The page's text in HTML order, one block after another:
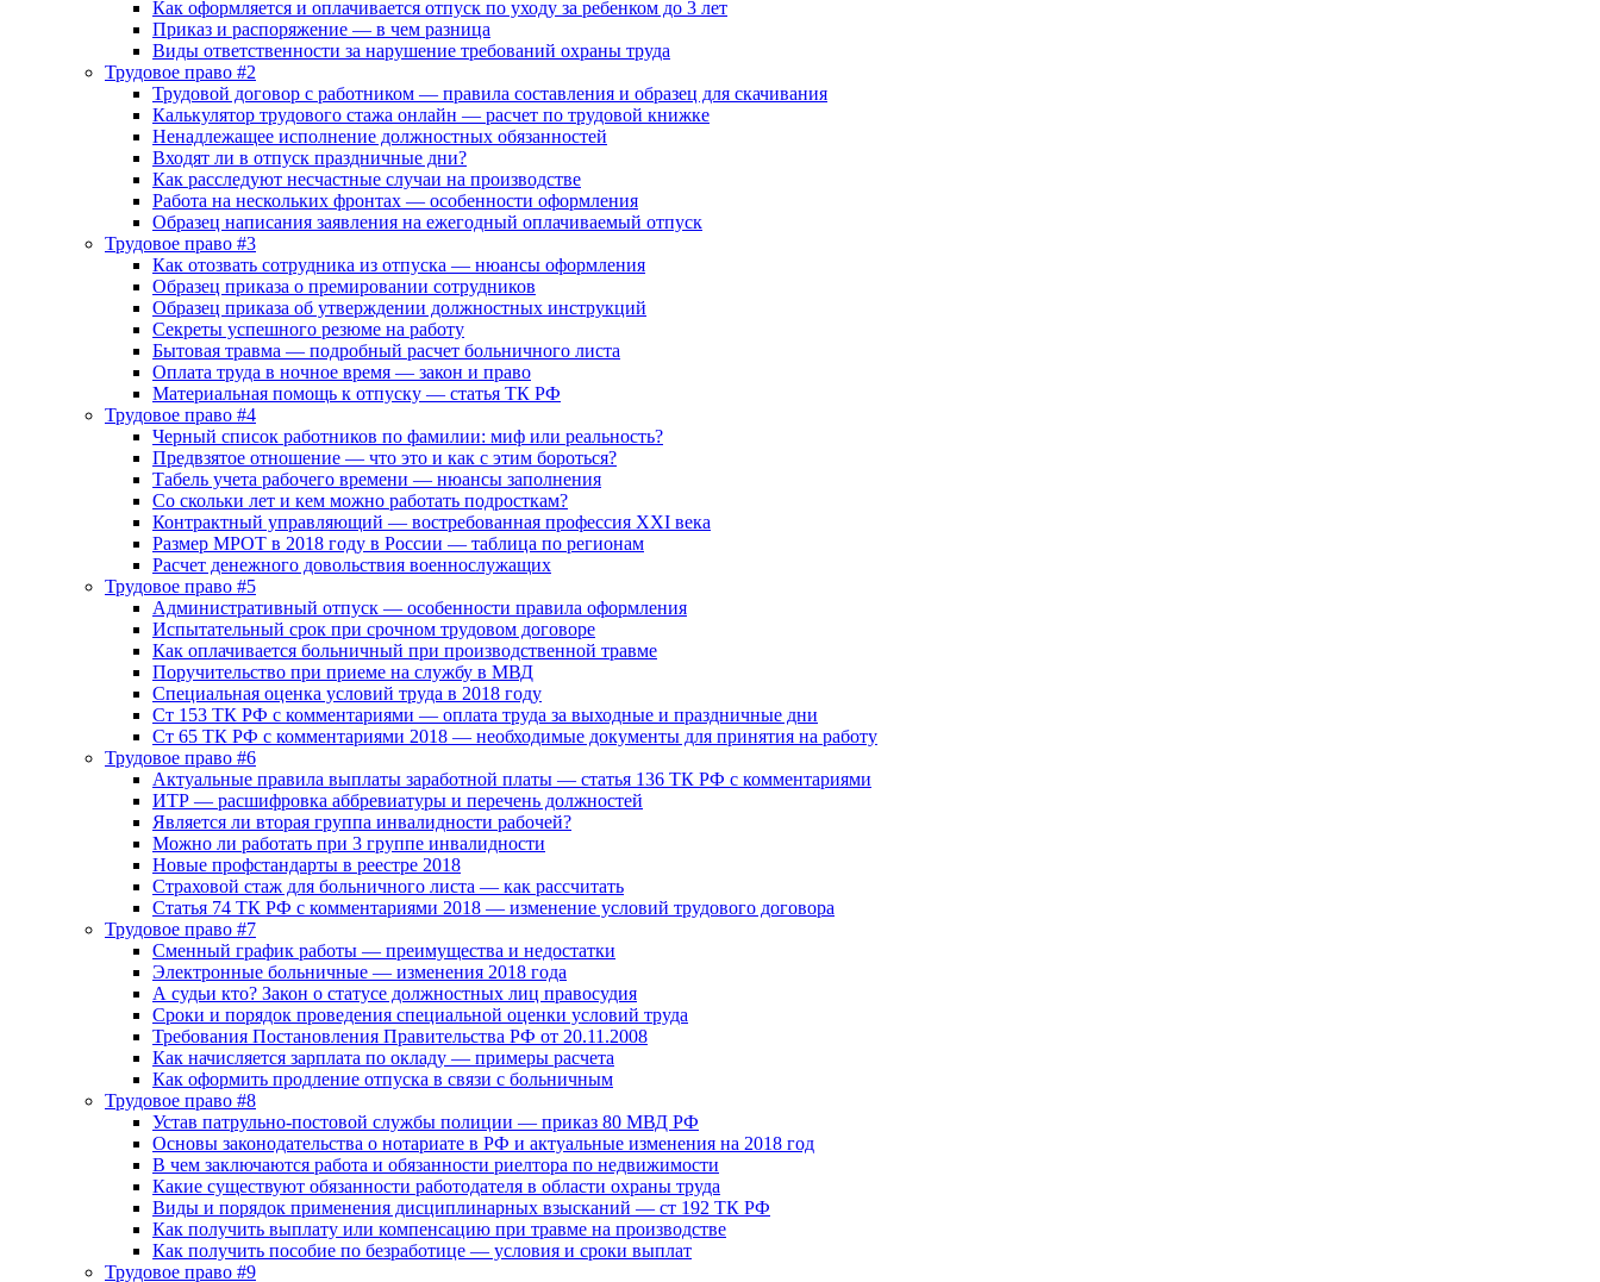
Как оформляется и оплачивается отпуск по уходу за ребенком до 3 лет
Приказ и распоряжение — в чем разница
Виды ответственности за нарушение требований охраны труда
Трудовое право #2
Трудовой договор с работником — правила составления и образец для скачивания
Калькулятор трудового стажа онлайн — расчет по трудовой книжке
Ненадлежащее исполнение должностных обязанностей
Входят ли в отпуск праздничные дни?
Как расследуют несчастные случаи на производстве
Работа на нескольких фронтах — особенности оформления
Образец написания заявления на ежегодный оплачиваемый отпуск
Трудовое право #3
Как отозвать сотрудника из отпуска — нюансы оформления
Образец приказа о премировании сотрудников
Образец приказа об утверждении должностных инструкций
Секреты успешного резюме на работу
Бытовая травма — подробный расчет больничного листа
Оплата труда в ночное время — закон и право
Материальная помощь к отпуску — статья ТК РФ
Трудовое право #4
Черный список работников по фамилии: миф или реальность?
Предвзятое отношение — что это и как с этим бороться?
Табель учета рабочего времени — нюансы заполнения
Со скольки лет и кем можно работать подросткам?
Контрактный управляющий — востребованная профессия XXI века
Размер МРОТ в 2018 году в России — таблица по регионам
Расчет денежного довольствия военнослужащих
Трудовое право #5
Административный отпуск — особенности правила оформления
Испытательный срок при срочном трудовом договоре
Как оплачивается больничный при производственной травме
Поручительство при приеме на службу в МВД
Специальная оценка условий труда в 2018 году
Ст 153 ТК РФ с комментариями — оплата труда за выходные и праздничные дни
Ст 65 ТК РФ с комментариями 2018 — необходимые документы для принятия на работу
Трудовое право #6
Актуальные правила выплаты заработной платы — статья 136 ТК РФ с комментариями
ИТР — расшифровка аббревиатуры и перечень должностей
Является ли вторая группа инвалидности рабочей?
Можно ли работать при 3 группе инвалидности
Новые профстандарты в реестре 2018
Страховой стаж для больничного листа — как рассчитать
Статья 74 ТК РФ с комментариями 2018 — изменение условий трудового договора
Трудовое право #7
Сменный график работы — преимущества и недостатки
Электронные больничные — изменения 2018 года
А судьи кто? Закон о статусе должностных лиц правосудия
Сроки и порядок проведения специальной оценки условий труда
Требования Постановления Правительства РФ от 20.11.2008
Как начисляется зарплата по окладу — примеры расчета
Как оформить продление отпуска в связи с больничным
Трудовое право #8
Устав патрульно-постовой службы полиции — приказ 80 МВД РФ
Основы законодательства о нотариате в РФ и актуальные изменения на 2018 год
В чем заключаются работа и обязанности риелтора по недвижимости
Какие существуют обязанности работодателя в области охраны труда
Виды и порядок применения дисциплинарных взысканий — ст 192 ТК РФ
Как получить выплату или компенсацию при травме на производстве
Как получить пособие по безработице — условия и сроки выплат
Трудовое право #9